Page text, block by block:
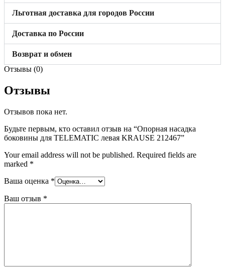
Льготная доставка для городов России
Доставка по России
Возврат и обмен
Отзывы (0)
Отзывы
Отзывов пока нет.
Будьте первым, кто оставил отзыв на “Опорная насадка
боковины для TELEMATIC левая KRAUSE 212467”
Your email address will not be published. Required fields are
marked *
Ваша оценка *
Ваш отзыв *